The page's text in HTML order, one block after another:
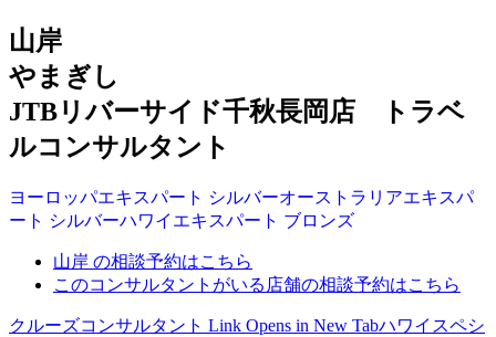
山岸
やまぎし
JTBリバーサイド千秋長岡店 トラベ
ルコンサルタント
ヨーロッパエキスパート シルバーオーストラリアエキスパ
ート シルバーハワイ エキスパート ブロンズ
山岸 の相談予約はこちら
このコンサルタントがいる店舗の相談予約はこちら
クルーズコンサルタント Link Opens in New Tabハワイスペシ